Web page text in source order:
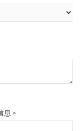
息。